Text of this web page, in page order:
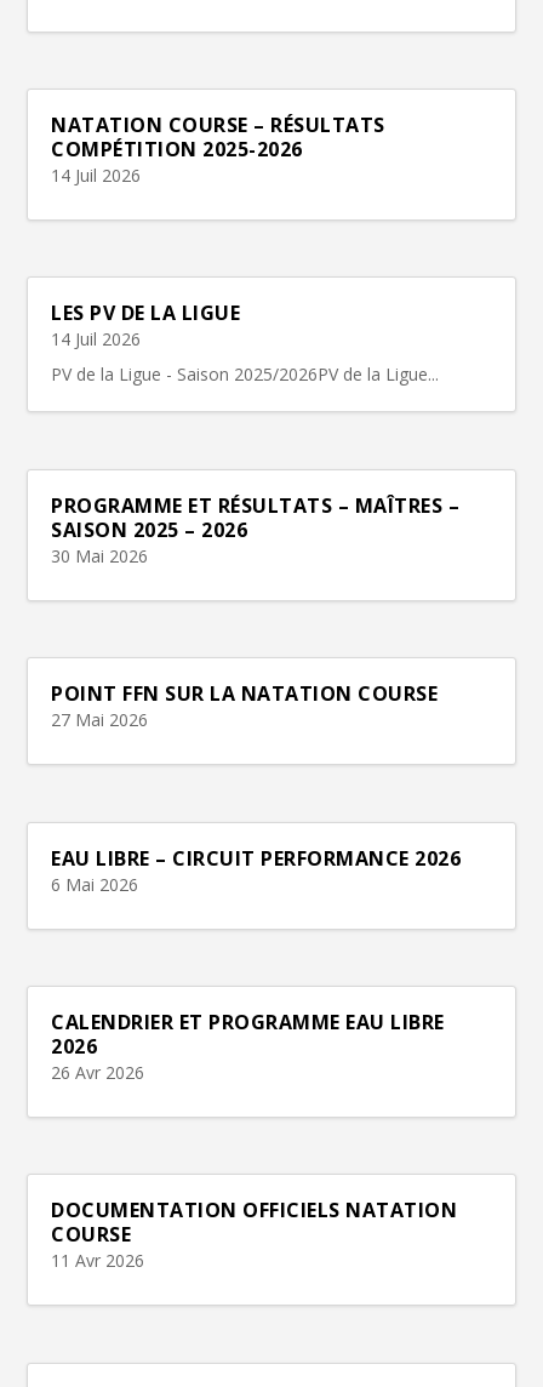
NATATION COURSE – RÉSULTATS
COMPÉTITION 2025-2026
14 Juil 2026
LES PV DE LA LIGUE
14 Juil 2026
PV de la Ligue - Saison 2025/2026PV de la Ligue...
PROGRAMME ET RÉSULTATS – MAÎTRES –
SAISON 2025 – 2026
30 Mai 2026
POINT FFN SUR LA NATATION COURSE
27 Mai 2026
EAU LIBRE – CIRCUIT PERFORMANCE 2026
6 Mai 2026
CALENDRIER ET PROGRAMME EAU LIBRE
2026
26 Avr 2026
DOCUMENTATION OFFICIELS NATATION
COURSE
11 Avr 2026